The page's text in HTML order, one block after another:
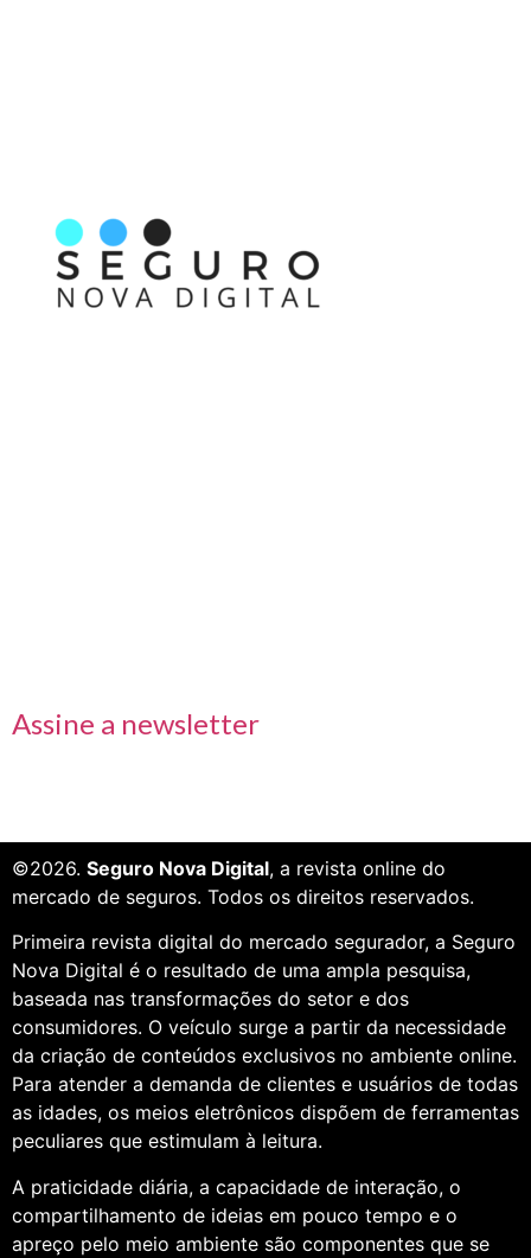
Assine a newsletter
©2026. Seguro Nova Digital, a revista online do
mercado de seguros. Todos os direitos reservados.
Primeira revista digital do mercado segurador, a Seguro
Nova Digital é o resultado de uma ampla pesquisa,
baseada nas transformações do setor e dos
consumidores. O veículo surge a partir da necessidade
da criação de conteúdos exclusivos no ambiente online.
Para atender a demanda de clientes e usuários de todas
as idades, os meios eletrônicos dispõem de ferramentas
peculiares que estimulam à leitura.
A praticidade diária, a capacidade de interação, o
compartilhamento de ideias em pouco tempo e o
apreço pelo meio ambiente são componentes que se